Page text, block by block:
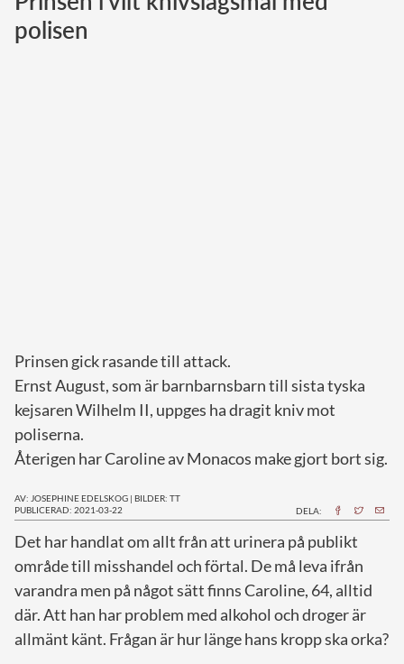
polisen
Prinsen gick rasande till attack.
Ernst August, som är barnbarnsbarn till sista tyska
kejsaren Wilhelm II, uppges ha dragit kniv mot
poliserna.
Återigen har Caroline av Monacos make gjort bort sig.
AV: JOSEPHINE EDELSKOG | BILDER: TT
PUBLICERAD: 2021-03-22
DELA:
Det har handlat om allt från att urinera på publikt
område till misshandel och förtal. De må leva ifrån
varandra men på något sätt finns Caroline, 64, alltid
där. Att han har problem med alkohol och droger är
allmänt känt. Frågan är hur länge hans kropp ska orka?